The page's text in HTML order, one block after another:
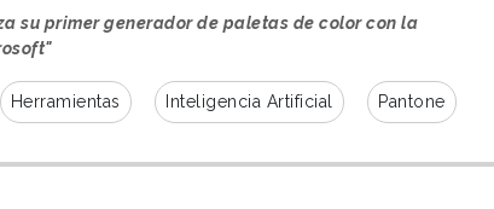
su primer generador de paletas de color con la
Herramientas Inteligencia Artificial Pantone